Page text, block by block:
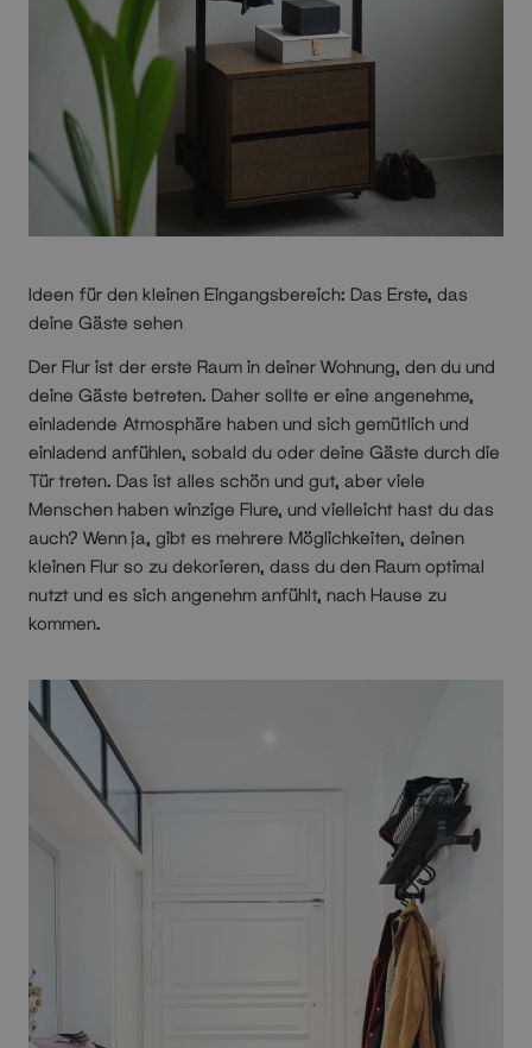
Ideen für den kleinen Eingangsbereich: Das Erste, das
deine Gäste sehen
Der Flur ist der erste Raum in deiner Wohnung, den du und
deine Gäste betreten. Daher sollte er eine angenehme,
einladende Atmosphäre haben und sich gemütlich und
einladend anfühlen, sobald du oder deine Gäste durch die
Tür treten. Das ist alles schön und gut, aber viele
Menschen haben winzige Flure, und vielleicht hast du das
auch? Wenn ja, gibt es mehrere Möglichkeiten, deinen
kleinen Flur so zu dekorieren, dass du den Raum optimal
nutzt und es sich angenehm anfühlt, nach Hause zu
kommen.